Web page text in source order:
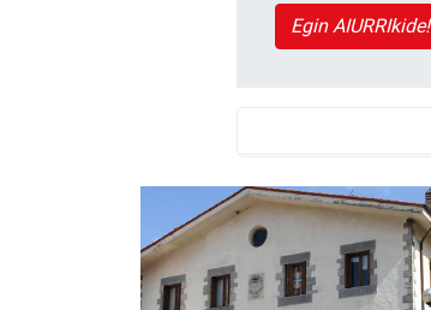
Egin AIURRIkide!